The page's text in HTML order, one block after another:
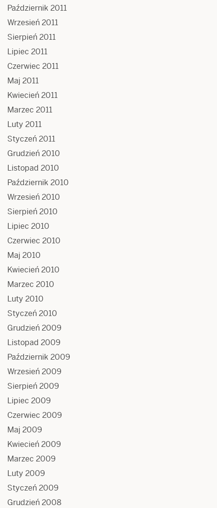
Październik 2011
Wrzesień 2011
Sierpień 2011
Lipiec 2011
Czerwiec 2011
Maj 2011
Kwiecień 2011
Marzec 2011
Luty 2011
Styczeń 2011
Grudzień 2010
Listopad 2010
Październik 2010
Wrzesień 2010
Sierpień 2010
Lipiec 2010
Czerwiec 2010
Maj 2010
Kwiecień 2010
Marzec 2010
Luty 2010
Styczeń 2010
Grudzień 2009
Listopad 2009
Październik 2009
Wrzesień 2009
Sierpień 2009
Lipiec 2009
Czerwiec 2009
Maj 2009
Kwiecień 2009
Marzec 2009
Luty 2009
Styczeń 2009
Grudzień 2008